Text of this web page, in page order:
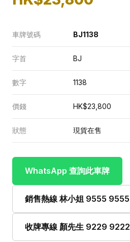
車牌號碼 BJ1138
字首 BJ
數字 1138
價錢 HK$23,800
狀態 現貨在售
WhatsApp 查詢此車牌
銷售熱線 林小姐 9555 9555
收牌專線 顏先生 9229 9222